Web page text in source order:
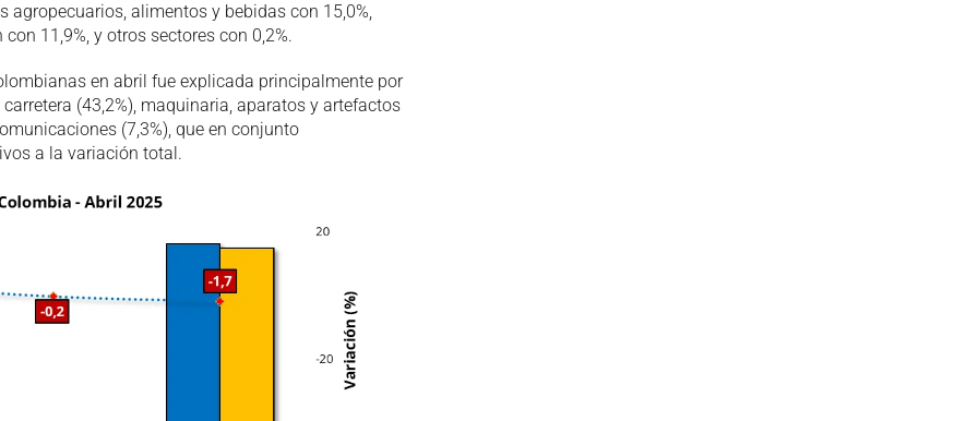
alimentos y bebidas con 15,0%,
11,9%, y otros sectores con 0,2%.
en abril fue explicada principalmente por
(43,2%), maquinaria, aparatos y artefactos
(7,3%), que en conjunto
a la variación total.